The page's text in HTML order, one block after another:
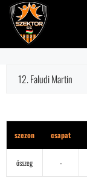
Kilépés
tartalomba
szezon csapat
összeg -